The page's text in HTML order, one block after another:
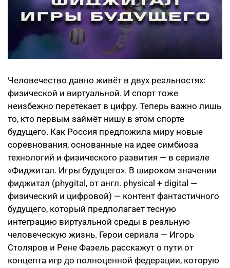
Человечество давно живёт в двух реальностях:
физической и виртуальной. И спорт тоже
неизбежно перетекает в цифру. Теперь важно лишь
то, кто первым займёт нишу в этом спорте
будущего. Как Россия предложила миру новые
соревнования, основанные на идее симбиоза
технологий и физического развития — в сериале
«Фиджитал. Игры будущего». В широком значении
фиджитал (phygital, от англ. physical + digital —
физический и цифровой) — контент фантастичного
будущего, который предполагает тесную
интеграцию виртуальной среды в реальную
человеческую жизнь. Герои сериала — Игорь
Столяров и Рене Фазель расскажут о пути от
концепта игр до полноценной федерации, которую